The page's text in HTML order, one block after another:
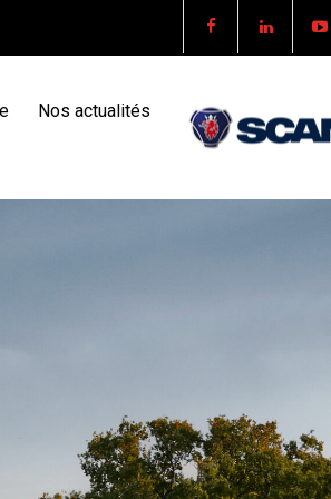
Nos actualités